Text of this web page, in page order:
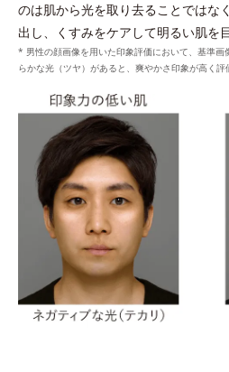
整える
うるおいキャッチ膜
を形成し
いキャッチ体勢を整える。
*うるおいキャッチ成分（塩化ジメチルジア
ウォッシュのうるおいキャッ
おいをキャッチし浸透
*1 シクロヘキサンジカルポン酸ビスエト
*2 角層まで
プラスに帯電したローション
されたマイナスに帯電したダ
が引き寄せ合ってなじむ。
*タルク、ステアロイルグルタミン酸2Na、
いを保つ成分
のは肌から光を取り去ることではな
出し、くすみをケアして明るい肌を
* 男性の顔画像を用いた印象評価において、基準
らかな光（ツヤ）があると、爽やかさ印象が高く評